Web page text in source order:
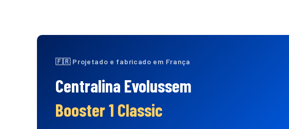
🇫🇷 Projetado e fabricado em França
Centralina Evolussem
Booster 1 Classic